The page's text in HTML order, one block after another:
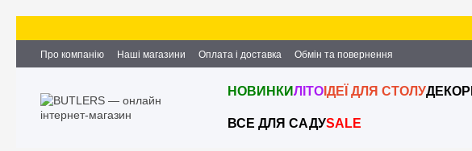
Про компанію Наші магазини Оплата і доставка
Обмін та повернення
Партнерство та співпраця
Вакансії Контактна інформація
НОВИНКИЛІТО ІДЕЇ ДЛЯ СТОЛУДЕКОР
ВСЕ ДЛЯ САДУSALE